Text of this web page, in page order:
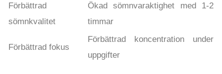
Förbättrad
sömnkvalitet
Ökad sömnvaraktighet med 1-2
timmar
Förbättrad fokus
Förbättrad koncentration under
uppgifter